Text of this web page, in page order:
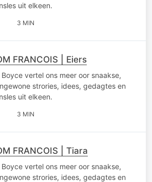
uit elkeen.
3 MIN
FRANCOIS | Eiers
Boyce vertel ons meer oor snaakse,
strories, idees, gedagtes en
uit elkeen.
3 MIN
FRANCOIS | Tiara
Boyce vertel ons meer oor snaakse,
strories, idees, gedagtes en